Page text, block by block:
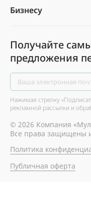
Бизнесу
Получайте
предложения
Нажимая стрелку
рекламной рассылки и
© 2026 Компания
Все права защищены
Политика
Публичная оферта